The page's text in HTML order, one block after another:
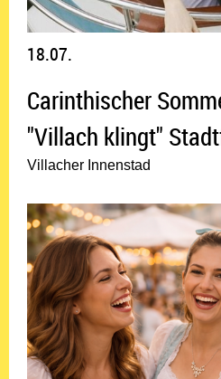
18.07.
Carinthischer
"Villach klingt"
Villacher Innenstad